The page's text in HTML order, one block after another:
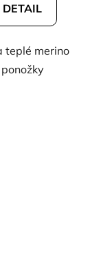
DETAIL
teplé merino
ponožky